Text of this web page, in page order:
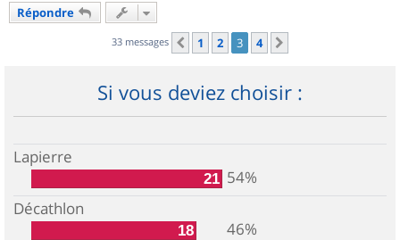
Répondre
33 messages Précédent
1 2 3 4
Si vous deviez choisir :
Lapierre
21 54%
Décathlon
18 46%